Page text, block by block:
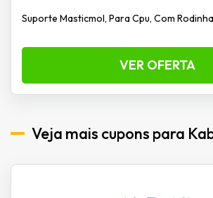
Suporte Masticmol, Para Cpu, Com
VER OFERTA
Veja mais cupons para